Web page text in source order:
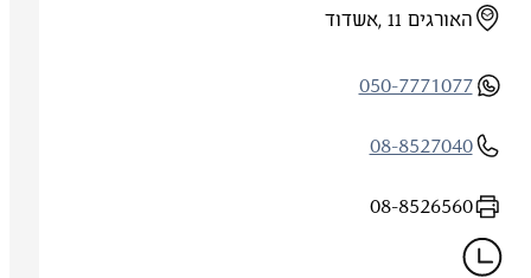
האורגים 11 ,אשדוד
050-7771077
08-8527040
08-8526560